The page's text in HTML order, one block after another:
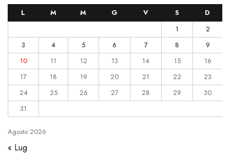
Agosto 2026
L M M G V S
D
1
2
3
4 5 6 7 8
9
10
11 12 13 14 15
16
17
18 19 20 21 22
23
24
25 26 27 28 29
30
31
« Lug